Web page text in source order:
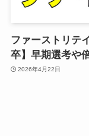
ファーストリテ
卒】早期選考や
2026年4月22日